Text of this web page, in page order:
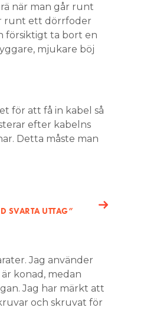
när man går runt
runt ett dörrfoder
försiktigt ta bort en
mjukare böj
för att få in kabel så
efter kabelns
Detta måste man
SVARTA UTTAG”
Jag använder
konad, medan
Jag har märkt att
och skruvat för